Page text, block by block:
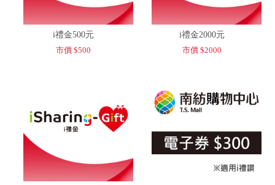
i禮金500元
市價 $500
i禮金2000元
市價 $2000